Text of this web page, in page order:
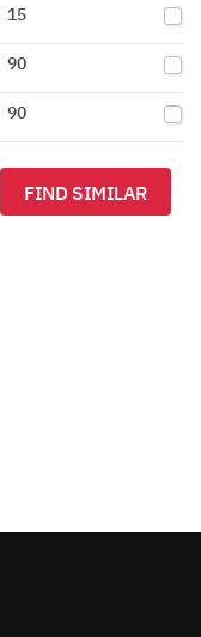
15
90
90
FIND SIMILAR